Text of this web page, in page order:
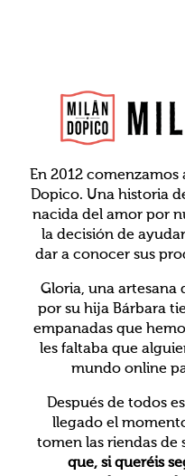
En 2012
Dopico. Una historia
nacida del amor por
la decisión de
dar a conocer sus
Gloria, una artesana
por su hija Bárbara
empanadas que
les faltaba que
mundo online
Después de todos
llegado el
tomen las riendas de
que, si queréis